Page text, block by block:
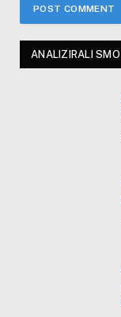
ANALIZIRALI SMO